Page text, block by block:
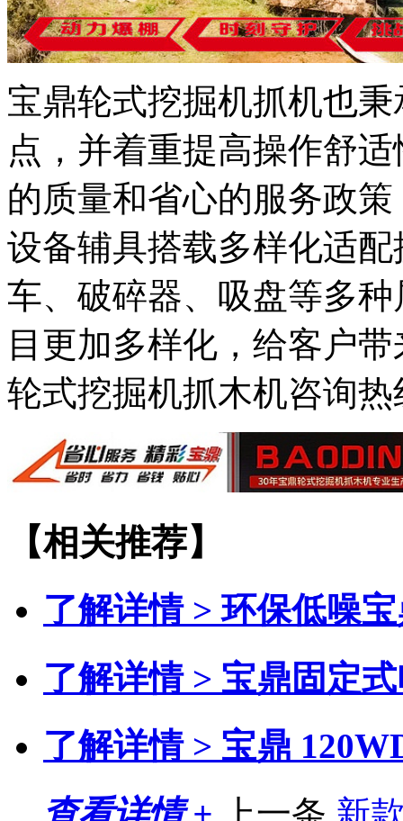
宝鼎轮式挖掘机抓机也
点，并着重提高操作舒
的质量和省心的服务政
设备辅具搭载多样化适
车、破碎器、吸盘等多
目更加多样化，给客户
轮式挖掘机抓木机咨询热
【相关推荐】
了解详情 >环保低噪
了解详情 > 宝鼎固定
了解详情 > 宝鼎